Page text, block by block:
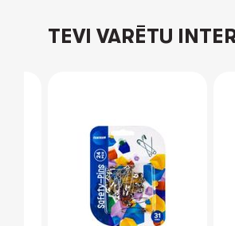
TEVI VARĒTU